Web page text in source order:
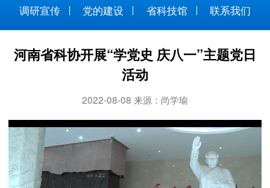
调研宣传
党的建设 省科技馆 联系我们
河南省科协开展“学党史 庆八一”主题党日
活动
2022-08-08 来源：尚学瑜